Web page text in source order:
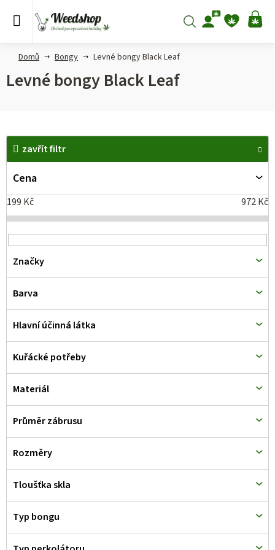
Hledat
Domů Bongy Levné bongy Black Leaf
Levné bongy Black Leaf
zavřít filtr
Cena
199 Kč 972Kč
Značky
Barva
Hlavní účinná látka
Kuřácké potřeby
Materiál
Průměr zábrusu
Rozměry
Tloušťka skla
Typ bongu
V
p
i
s
p
r
o
d
u
k
t
ů